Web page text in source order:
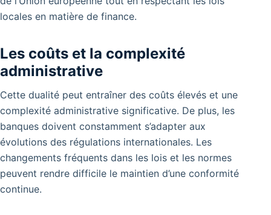
locales en matière de finance.
Les coûts et la complexité
administrative
Cette dualité peut entraîner des coûts élevés et une
complexité administrative significative. De plus, les
banques doivent constamment s’adapter aux
évolutions des régulations internationales. Les
changements fréquents dans les lois et les normes
peuvent rendre difficile le maintien d’une conformité
continue.